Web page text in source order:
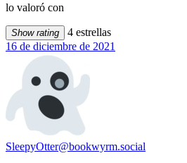
lo valoró con
Show rating
4 estrellas
16 de diciembre de 2021
SleepyOtter@bookwyrm.social